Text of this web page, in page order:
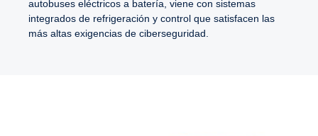
autobuses eléctricos a batería, viene con sistemas
integrados de refrigeración y control que satisfacen las
más altas exigencias de ciberseguridad.